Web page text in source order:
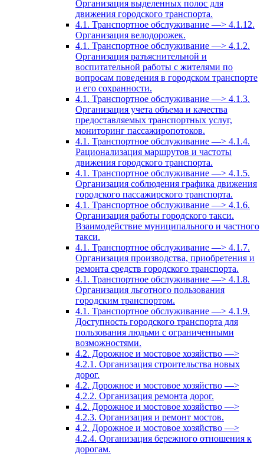
Организация выделенных полос для
движения городского транспорта.
4.1. Транспортное обслуживание —> 4.1.12.
Организация велодорожек.
4.1. Транспортное обслуживание —> 4.1.2.
Организация разъяснительной и
воспитательной работы с жителями по
вопросам поведения в городском транспорте
и его сохранности.
4.1. Транспортное обслуживание —> 4.1.3.
Организация учета объема и качества
предоставляемых транспортных услуг,
мониторинг пассажиропотоков.
4.1. Транспортное обслуживание —> 4.1.4.
Рационализация маршрутов и частоты
движения городского транспорта.
4.1. Транспортное обслуживание —> 4.1.5.
Организация соблюдения графика движения
городского пассажирского транспорта.
4.1. Транспортное обслуживание —> 4.1.6.
Организация работы городского такси.
Взаимодействие муниципального и частного
такси.
4.1. Транспортное обслуживание —> 4.1.7.
Организация производства, приобретения и
ремонта средств городского транспорта.
4.1. Транспортное обслуживание —> 4.1.8.
Организация льготного пользования
городским транспортом.
4.1. Транспортное обслуживание —> 4.1.9.
Доступность городского транспорта для
пользования людьми с ограниченными
возможностями.
4.2. Дорожное и мостовое хозяйство —>
4.2.1. Организация строительства новых
дорог.
4.2. Дорожное и мостовое хозяйство —>
4.2.2. Организация ремонта дорог.
4.2. Дорожное и мостовое хозяйство —>
4.2.3. Организация и ремонт мостов.
4.2. Дорожное и мостовое хозяйство —>
4.2.4. Организация бережного отношения к
дорогам.